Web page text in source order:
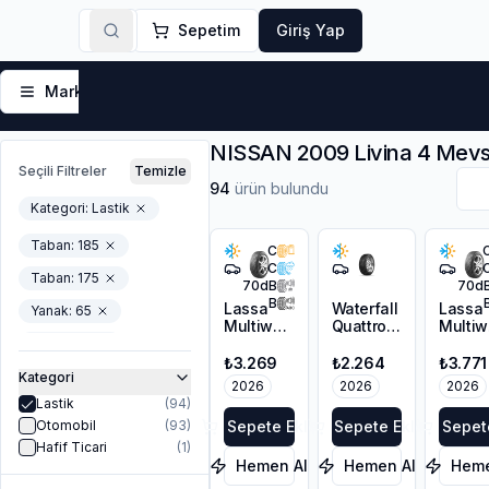
Sepetim Giriş Yap
Markalar
Seçili Filtreler Temizle
Kategori: Lastik
Taban: 185
Taban: 175
Yanak: 65
Jant Çapı
Jant Çapı
Mevsim:4 Mevsim
Stokta Var
Kategori
Lastik
(94)
Otomobil
(93)
Hafif Ticari
(1)
NISSAN 2009 Livina 4
94 ürün bulundu
C
C
70dB
B
Lassa
Multiways
185/65R14
90H XL
M+S
3PMSF
₺3.269
2026
Sepete Ekle
Hemen Al
Waterfall
Quattro
88T XL
₺2.264
2026
Sepete Ekle
Hemen Al
70
Lassa
175/
88H XL
M+S
3PMSF
₺3.771
2026